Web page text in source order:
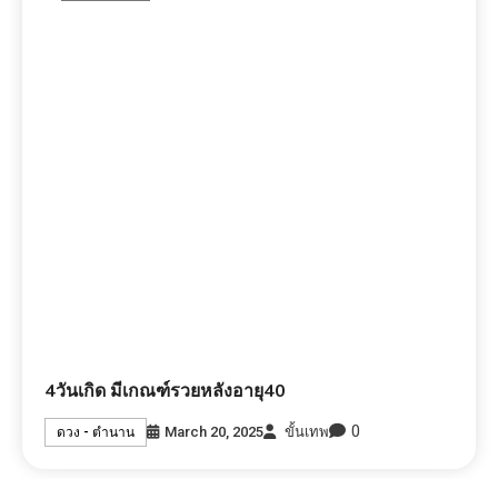
4วันเกิด มีเกณฑ์รวยหลังอายุ40
ดวง - ตำนาน March 20, 2025 ขั้นเทพ 0